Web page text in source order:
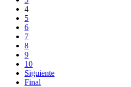
4
5
6
7
8
9
10
Siguiente
Final